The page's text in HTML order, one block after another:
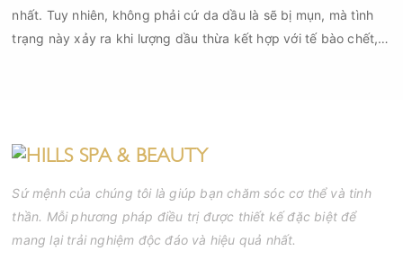
nhất. Tuy nhiên, không phải cứ da dầu là sẽ bị mụn, mà tình
trạng này xảy ra khi lượng dầu thừa kết hợp với tế bào chết,
Sứ mệnh của chúng tôi là giúp bạn chăm sóc cơ thể và tinh
thần. Mỗi phương pháp điều trị được thiết kế đặc biệt để
mang lại trải nghiệm độc đáo và hiệu quả nhất.